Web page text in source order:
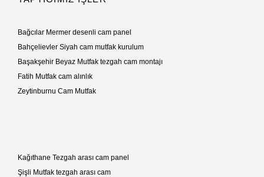
Bağcılar Mermer desenli cam panel
Bahçelievler Siyah cam mutfak kurulum
Başakşehir Beyaz Mutfak tezgah cam montajı
Fatih Mutfak cam alınlık
Zeytinburnu Cam Mutfak
Kağıthane Tezgah arası cam panel
Şişli Mutfak tezgah arası cam